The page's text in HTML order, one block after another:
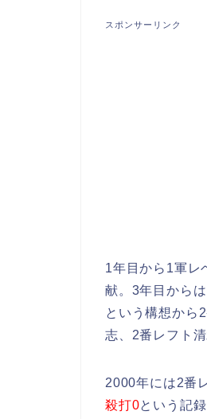
スポンサーリンク
1年目から1軍レ
献。3年目から
という構想から
志、2番レフト
2000年には2番
殺打0という記